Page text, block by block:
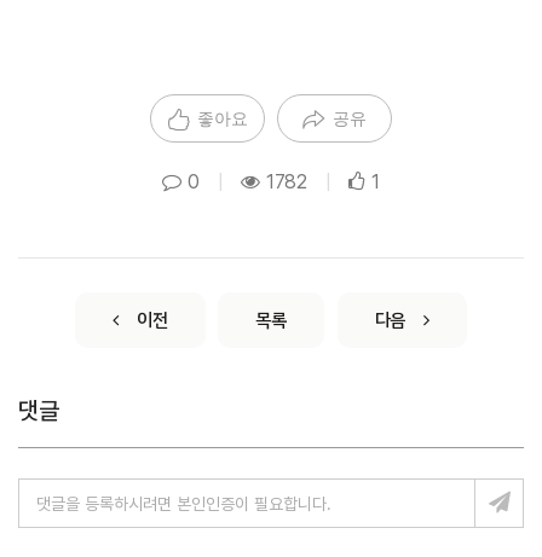
좋아요 공유
0 1782 1
이전 목록 다음
댓글